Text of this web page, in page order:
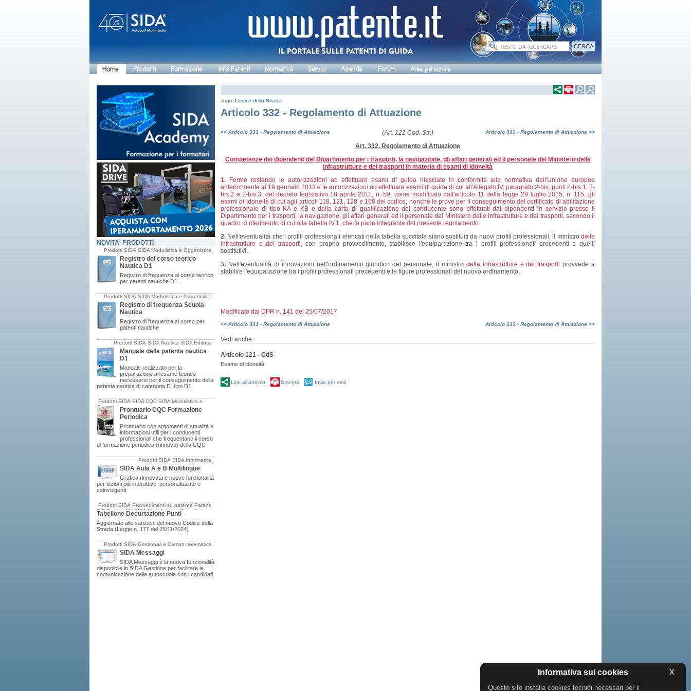
Home Prodotti Formazione Info Patenti Normativa Servizi Azienda Forum Area personale
NOVITA' PRODOTTI
Prodotti SIDA SIDA Modulistica e Oggettistica
Registro del corso teorico
Nautica D1
Registro di frequenza al corso teorico
per patenti nautiche D1
Prodotti SIDA SIDA Modulistica e Oggettistica
Registro di frequenza Scuola
Nautica
Registro di frequenza al corso per
patenti nautiche
Prodotti SIDA SIDA Nautica SIDA Editoria
Manuale della patente nautica
D1
Manuale realizzato per la
preparazione all'esame teorico
necessario per il conseguimento della
patente nautica di categoria D, tipo D1.
Prodotti SIDA SIDA CQC SIDA Modulistica e
OggettisticaProntuario CQC Formazione
Periodica
Prontuario con argomenti di attualità e
informazioni utili per i conducenti
professionali che frequentano il corso
di formazione periodica (rinnovo) della CQC
Prodotti SIDA SIDA Informatica
SIDA Aula A e B Multilingue
Grafica rinnovata e nuove funzionalità
per lezioni più interattive, personalizzate e
coinvolgenti
Prodotti SIDA Provvedimenti su patente Patenti
C-D Patenti AM SIDA Modulistica e Oggettistica
Tabellone Decurtazione Punti
Aggiornato alle sanzioni del nuovo Codice della
Strada (Legge n. 177 del 25/11/2024)
Prodotti SIDA Gestionali e Comun. telematica
SIDA Messaggi
SIDA Messaggi è la nuova funzionalità
disponibile in SIDA Gestione per facilitare la
comunicazione delle autoscuole con i candidati.
Tags: Codice della Strada
Articolo 332 - Regolamento di Attuazione
<< Articolo 331 - Regolamento di Attuazione Articolo 333 - Regolamento di Attuazione >>
(Art. 121 Cod. Str.)
Art. 332. Regolamento di Attuazione
Competenze dei dipendenti del Dipartimento per i trasporti, la navigazione, gli affari generali ed il personale del Ministero delle
infrastrutture e dei trasporti in materia di esami di idoneità
1. Ferme restando le autorizzazioni ad effettuare esami di guida rilasciate in conformità alla normativa dell'Unione europea
anteriormente al 19 gennaio 2013 e le autorizzazioni ad effettuare esami di guida di cui all'Allegato IV, paragrafo 2-bis, punti 2-bis.1, 2-
bis.2 e 2-bis.3, del decreto legislativo 18 aprile 2011, n. 59, come modificato dall'articolo 11 della legge 29 luglio 2015, n. 115, gli
esami di idoneità di cui agli articoli 118, 121, 128 e 168 del codice, nonché le prove per il conseguimento del certificato di abilitazione
professionale di tipo KA e KB e della carta di qualificazione del conducente sono effettuati dai dipendenti in servizio presso il
Dipartimento per i trasporti, la navigazione, gli affari generali ed il personale del Ministero delle infrastrutture e dei trasporti, secondo il
quadro di riferimento di cui alla tabella IV.1, che fa parte integrante del presente regolamento.
2. Nell'eventualità che i profili professionali elencati nella tabella succitata siano sostituiti da nuovi profili professionali, il ministro delle
infrastrutture e dei trasporti, con proprio provvedimento, stabilisce l'equiparazione tra i profili professionali precedenti e quelli
sostitutivi.
3. Nell'eventualità di innovazioni nell'ordinamento giuridico del personale, il ministro delle infrastrutture e dei trasporti provvede a
stabilire l'equiparazione tra i profili professionali precedenti e le figure professionali del nuovo ordinamento.
Modificato dal DPR n. 141 del 25/07/2017
<< Articolo 331 - Regolamento di Attuazione Articolo 333 - Regolamento di Attuazione >>
Vedi anche:
Articolo 121 - CdS
Esame di idoneità.
Link all'articolo Stampa Invia per mail
Informativa sui cookies X
Questo sito installa cookies tecnici necessari per il